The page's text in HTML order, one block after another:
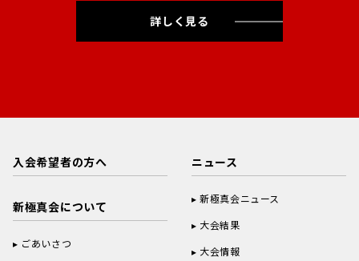
詳しく見る
入会希望者の方へ
新極真会について
ごあいさつ
ニュース
新極真会ニュース
大会結果
大会情報